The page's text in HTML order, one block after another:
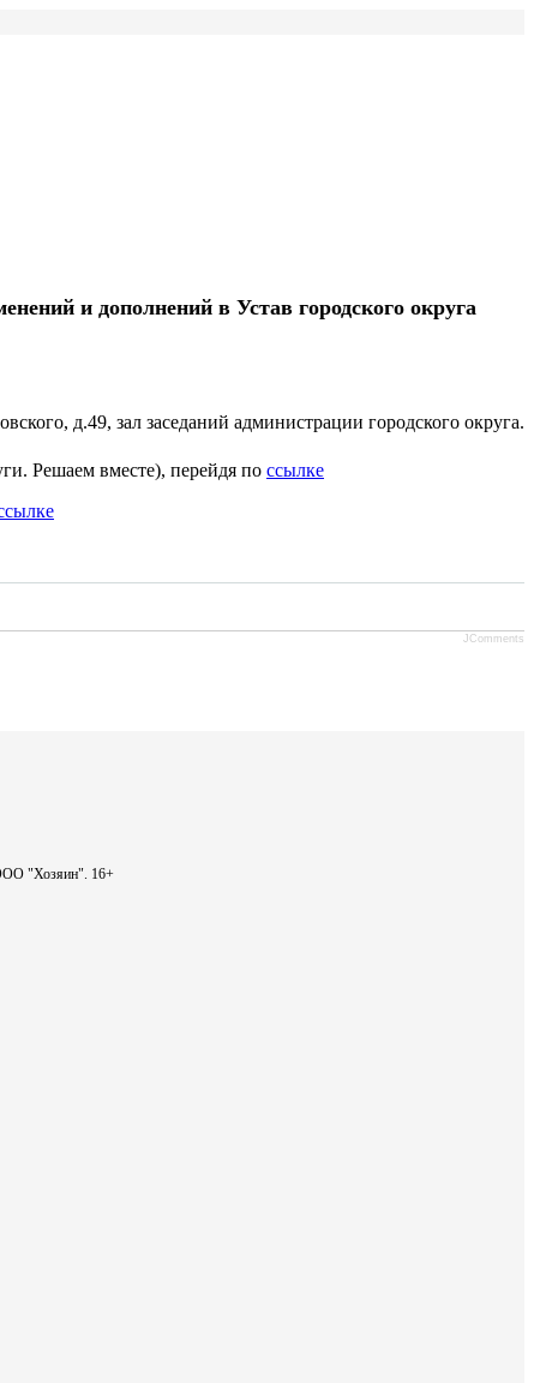
и дополнений в Устав городского округа
д.49, зал заседаний администрации городского округа.
Решаем вместе), перейдя по ссылке
JComments
"Хозяин". 16+